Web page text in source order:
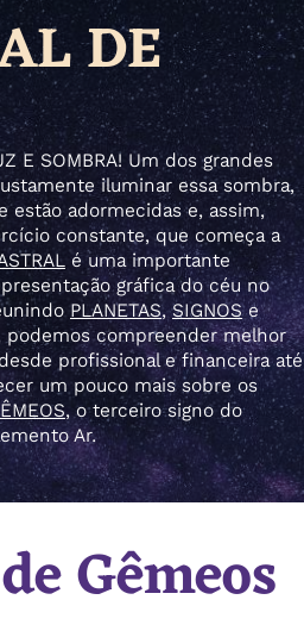
DE
E SOMBRA! Um dos grandes
iluminar essa sombra,
estão adormecidas e, assim,
constante, que começa a
é uma importante
gráfica do céu no
PLANETAS,SIGNOSe
podemos compreender melhor
profissional e financeira até
um pouco mais sobre os
, o terceiro signo do
Ar.
Gêmeos